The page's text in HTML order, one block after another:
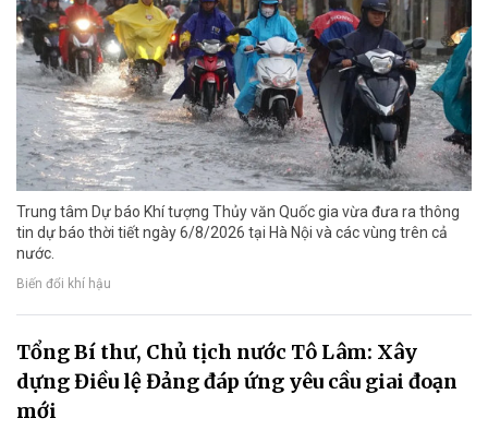
Trung tâm Dự báo Khí tượng Thủy văn Quốc gia vừa đưa ra thông
tin dự báo thời tiết ngày 6/8/2026 tại Hà Nội và các vùng trên cả
nước.
Biến đổi khí hậu
Tổng Bí thư, Chủ tịch nước Tô Lâm: Xây
dựng Điều lệ Đảng đáp ứng yêu cầu giai đoạn
mới